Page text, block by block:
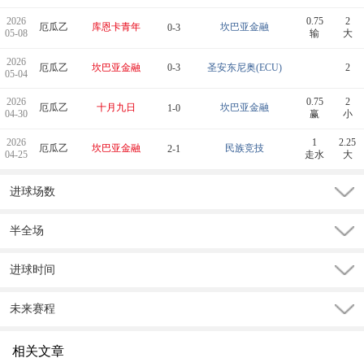
2026
05-08
厄瓜乙 库恩卡青年 0-3 坎巴亚金融
0.75
输
2
大
2026
05-04
厄瓜乙 坎巴亚金融 0-3 圣安东尼奥(ECU) 2
2026
04-30
厄瓜乙 十月九日 1-0 坎巴亚金融
0.75
赢
2
小
2026
04-25
厄瓜乙 坎巴亚金融 2-1 民族竞技
1
走水
2.25
大
进球场数
半全场
进球时间
未来赛程
相关文章